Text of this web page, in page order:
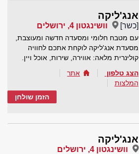
אנג'ליקה
[כשר] וושינגטון 4, ירושלים
עם מטבח חלומי ומסעדה חדשה ומעוצבת,
מסעדת אנג'ליקה לוקחת אתכם לחוויה
קולינרית מלאה: אווירה, שירות, אוכל ויין.
הצג טלפון
אתר
המלצות
הזמן שולחן
אנג'ליקה
וושינגטון 4, ירושלים